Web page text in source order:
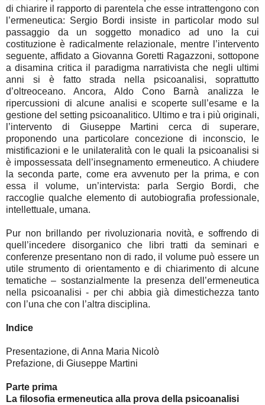
di chiarire il rapporto di parentela che esse intrattengono con
l’ermeneutica: Sergio Bordi insiste in particolar modo sul
passaggio da un soggetto monadico ad uno la cui
costituzione è radicalmente relazionale, mentre l’intervento
seguente, affidato a Giovanna Goretti Ragazzoni, sottopone
a disamina critica il paradigma narrativista che negli ultimi
anni si è fatto strada nella psicoanalisi, soprattutto
d’oltreoceano. Ancora, Aldo Cono Barnà analizza le
ripercussioni di alcune analisi e scoperte sull’esame e la
gestione del setting psicoanalitico. Ultimo e tra i più originali,
l’intervento di Giuseppe Martini cerca di superare,
proponendo una particolare concezione di inconscio, le
mistificazioni e le unilateralità con le quali la psicoanalisi si
è impossessata dell’insegnamento ermeneutico. A chiudere
la seconda parte, come era avvenuto per la prima, e con
essa il volume, un’intervista: parla Sergio Bordi, che
raccoglie qualche elemento di autobiografia professionale,
intellettuale, umana.
Pur non brillando per rivoluzionaria novità, e soffrendo di
quell’incedere disorganico che libri tratti da seminari e
conferenze presentano non di rado, il volume può essere un
utile strumento di orientamento e di chiarimento di alcune
tematiche – sostanzialmente la presenza dell’ermeneutica
nella psicoanalisi - per chi abbia già dimestichezza tanto
con l’una che con l’altra disciplina.
Indice
Presentazione, di Anna Maria Nicolò
Prefazione, di Giuseppe Martini
Parte prima
La filosofia ermeneutica alla prova della psicoanalisi